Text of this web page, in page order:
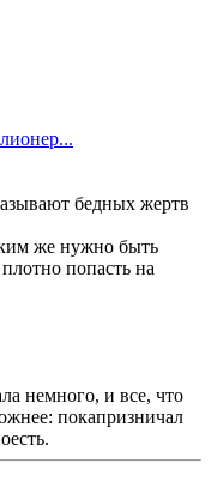
бедных жертв
же нужно быть
попасть на
немного, и все, что
покапризничал